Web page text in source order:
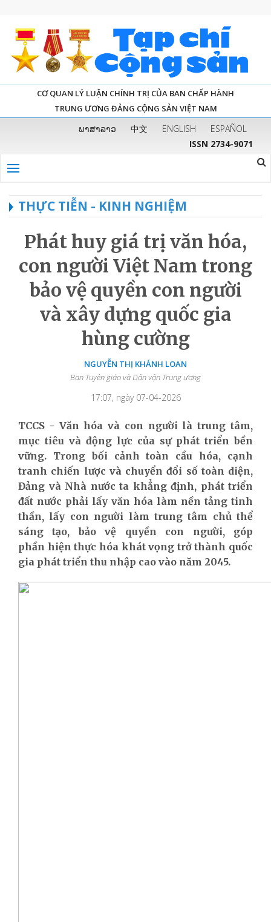
CƠ QUAN LÝ LUẬN CHÍNH TRỊ CỦA BAN CHẤP HÀNH
TRUNG ƯƠNG ĐẢNG CỘNG SẢN VIỆT NAM
ພາສາລາວ 中文 ENGLISH
ESPAÑOL
ISSN 2734-9071
THỰC TIỄN - KINH NGHIỆM
Phát huy giá trị văn hóa,
con người Việt Nam trong
bảo vệ quyền con người
và xây dựng quốc gia
hùng cường
NGUYỄN THỊ KHÁNH LOAN
Ban Tuyên giáo và Dân vận Trung ương
17:07, ngày 07-04-2026
TCCS - Văn hóa và con người là trung tâm,
mục tiêu và động lực của sự phát triển bền
vững. Trong bối cảnh toàn cầu hóa, cạnh
tranh chiến lược và chuyển đổi số toàn diện,
Đảng và Nhà nước ta khẳng định, phát triển
đất nước phải lấy văn hóa làm nền tảng tinh
thần, lấy con người làm trung tâm chủ thể
sáng tạo, bảo vệ quyền con người, góp
phần hiện thực hóa khát vọng trở thành quốc
gia phát triển thu nhập cao vào năm 2045.